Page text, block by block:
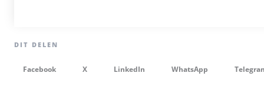
Facebook X LinkedIn WhatsApp